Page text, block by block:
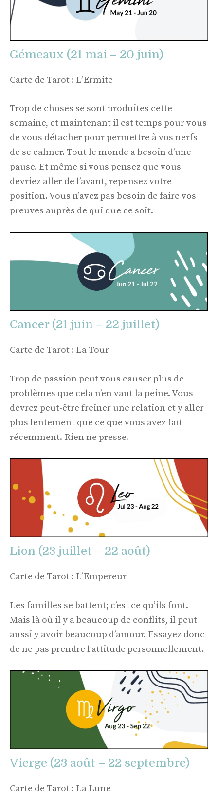
Gémeaux (21 mai – 20 juin)
Carte de Tarot : L’Ermite
Trop de choses se sont produites cette
semaine, et maintenant il est temps pour vous
de vous détacher pour permettre à vos nerfs
de se calmer. Tout le monde a besoin d’une
pause. Et même si vous pensez que vous
devriez aller de l’avant, repensez votre
position. Vous n’avez pas besoin de faire vos
preuves auprès de qui que ce soit.
Cancer (21 juin – 22 juillet)
Carte de Tarot : La Tour
Trop de passion peut vous causer plus de
problèmes que cela n’en vaut la peine. Vous
devrez peut-être freiner une relation et y aller
plus lentement que ce que vous avez fait
récemment. Rien ne presse.
Lion (23 juillet – 22 août)
Carte de Tarot : L’Empereur
Les familles se battent; c’est ce qu’ils font.
Mais là où il y a beaucoup de conflits, il peut
aussi y avoir beaucoup d’amour. Essayez donc
de ne pas prendre l’attitude personnellement.
Vierge (23 août – 22 septembre)
Carte de Tarot : La Lune